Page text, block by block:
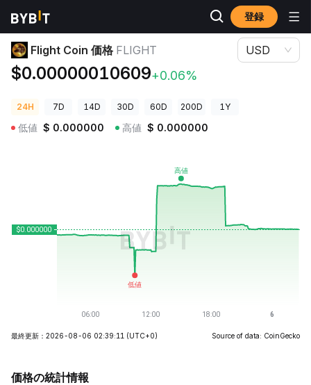
登録
暗号資産価格
Flight Coin 価格 FLIGHT
$0.00000010609+0.06%
USD
24H 7D 14D 30D 60D 200D 1Y
低値 $ 0.000000 高値 $ 0.000000
最終更新：2026-08-06 02:39:11 (UTC+0) Source of data: CoinGecko
価格の統計情報